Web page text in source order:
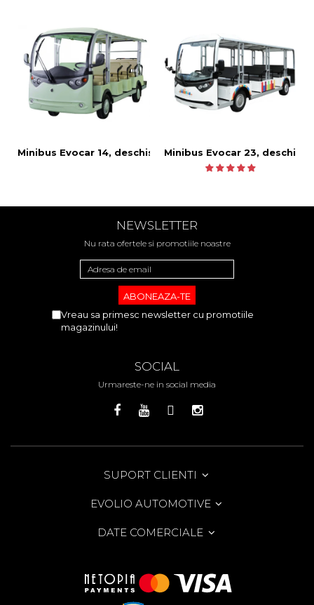
Minibus Evocar 14, deschis Minibus Evocar 23, deschis
NEWSLETTER
Nu rata ofertele si promotiile noastre
Vreau sa primesc newsletter cu promotiile
magazinului!
SOCIAL
Urmareste-ne in social media
SUPORT CLIENTI
EVOLIO AUTOMOTIVE
DATE COMERCIALE